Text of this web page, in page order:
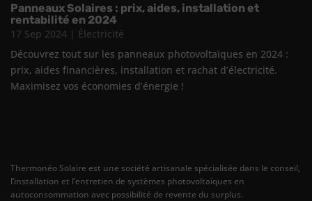
Panneaux Solaires : prix, aides, installation et
rentabilité en 2024
17 Sep 2024 | Électricité
Découvrez tout sur les panneaux photovoltaïques en 2024 :
prix, aides financières, installation et rachat d’électricité.
Maximisez vos économies d’énergie !
Thermonéo Solaire est une société artisanale spécialisée dans le conseil,
l’installation et l’entretien de systèmes photovoltaïques en
autoconsommation avec possibilité de revente du surplus.